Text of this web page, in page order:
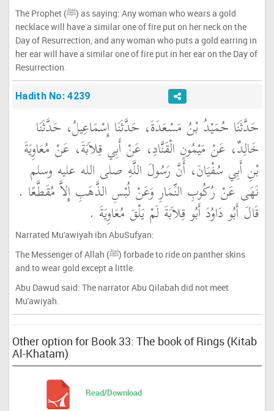
The Prophet (ﷺ) as saying: Any woman who wears a gold
necklace will have a similar one of fire put on her neck on the
Day of Resurrection, and any woman who puts a gold earring in
her ear will have a similar one of fire put in her ear on the Day of
Resurrection.
Hadith No: 4239
حَدَّثَنَا حُمَيْدُ بْنُ مَسْعَدَةَ، حَدَّثَنَا إِسْمَاعِيلُ، حَدَّثَنَا
خَالِدٌ، عَنْ مَيْمُونٍ الْقَنَّادِ، عَنْ أَبِي قِلاَبَةَ، عَنْ مُعَاوِيَةَ
بْنِ أَبِي سُفْيَانَ، أَنَّ رَسُولَ اللَّهِ صلى الله عليه وسلم
نَهَى عَنْ رُكُوبِ النِّمَارِ وَعَنْ لُبْسِ الذَّهَبِ إِلاَّ مُقَطَّعًا ‏.‏
قَالَ أَبُو دَاوُدَ أَبُو قِلاَبَةَ لَمْ يَلْقَ مُعَاوِيَةَ ‏.‏
Narrated Mu'awiyah ibn AbuSufyan:
The Messenger of Allah (ﷺ) forbade to ride on panther skins
and to wear gold except a little.
Abu Dawud said: The narrator Abu Qilabah did not meet
Mu'awiyah.
Other option for Book 33: The book of Rings (Kitab
Al-Khatam)
Read/Download